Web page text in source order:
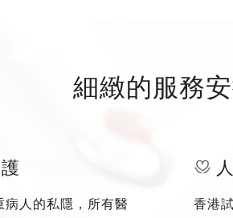
細緻的服務
病人的私隱，所有醫
香港